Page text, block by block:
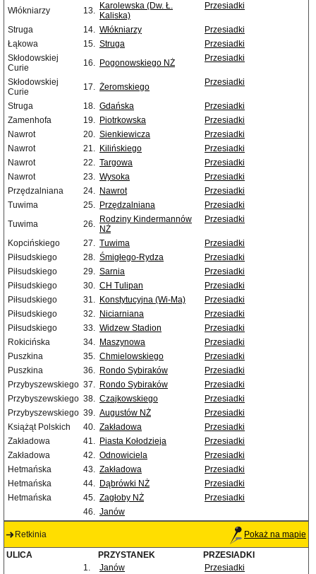
Włókniarzy 13. Karolewska (Dw. Ł.
Kaliska)
Przesiadki
Struga 14. Włókniarzy
Przesiadki
Łąkowa
15. Struga
Przesiadki
Skłodowskiej
Curie
16. Pogonowskiego NŻ Przesiadki
Skłodowskiej
Curie
17. Żeromskiego Przesiadki
Struga 18. Gdańska
Przesiadki
Zamenhofa
19. Piotrkowska
Przesiadki
Nawrot
20. Sienkiewicza
Przesiadki
Nawrot
21. Kilińskiego
Przesiadki
Nawrot
22. Targowa
Przesiadki
Nawrot
23. Wysoka
Przesiadki
Przędzalniana
24. Nawrot
Przesiadki
Tuwima
25. Przędzalniana
Przesiadki
Tuwima
26. Rodziny Kindermannów
NŻ
Przesiadki
Kopcińskiego 27. Tuwima
Przesiadki
Piłsudskiego
28. Śmigłego-Rydza
Przesiadki
Piłsudskiego
29. Sarnia
Przesiadki
Piłsudskiego
30. CH Tulipan
Przesiadki
Piłsudskiego
31. Konstytucyjna (Wi-Ma)
Przesiadki
Piłsudskiego
32. Niciarniana
Przesiadki
Piłsudskiego
33. Widzew Stadion
Przesiadki
Rokicińska
34. Maszynowa
Przesiadki
Puszkina
35. Chmielowskiego
Przesiadki
Puszkina
36. Rondo Sybiraków
Przesiadki
Przybyszewskiego 37. Rondo Sybiraków
Przesiadki
Przybyszewskiego 38. Czajkowskiego
Przesiadki
Przybyszewskiego 39. Augustów NŻ
Przesiadki
Książąt Polskich
40. Zakładowa
Przesiadki
Zakładowa
41. Piasta Kołodzieja
Przesiadki
Zakładowa
42. Odnowiciela
Przesiadki
Hetmańska
43. Zakładowa
Przesiadki
Hetmańska
44. Dąbrówki NŻ
Przesiadki
Hetmańska
45. Zagłoby NŻ
Przesiadki
46. Janów
Retkinia Pokaż na mapie
ULICA PRZYSTANEK
PRZESIADKI
1.
Janów
Przesiadki